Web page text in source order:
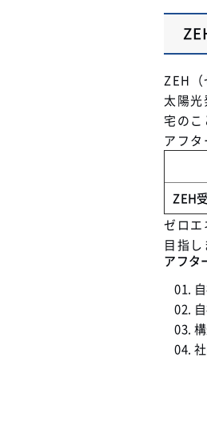
ZEH
太陽
宅のこ
アフ
ZEH
ゼロ
目指し
アフタ